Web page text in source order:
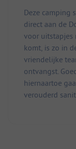
Deze camping
direct aan de
voor uitstapjes
komt, is zo in
vriendelijke
ontvangst.
hiernaartoe
verouderd